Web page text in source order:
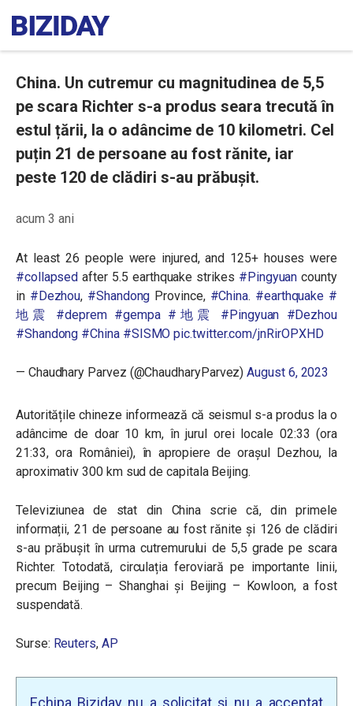
China. Un cutremur cu magnitudinea de 5,5
pe scara Richter s-a produs seara trecută în
estul țării, la o adâncime de 10 kilometri. Cel
puțin 21 de persoane au fost rănite, iar
peste 120 de clădiri s-au prăbușit.
acum 3 ani
At least 26 people were injured, and 125+ houses were
#collapsed after 5.5 earthquake strikes #Pingyuan county
in #Dezhou, #Shandong Province, #China. #earthquake #
地震
#deprem #gempa #地震 #Pingyuan #Dezhou
#Shandong #China #SISMO pic.twitter.com/jnRirOPXHD
— Chaudhary Parvez (@ChaudharyParvez)August 6, 2023
Autoritățile chineze informează că seismul s-a produs la o
adâncime de doar 10 km, în jurul orei locale 02:33 (ora
21:33, ora României), în apropiere de orașul Dezhou, la
aproximativ 300 km sud de capitala Beijing.
Televiziunea de stat din China scrie că, din primele
informații, 21 de persoane au fost rănite și 126 de clădiri
s-au prăbușit în urma cutremurului de 5,5 grade pe scara
Richter. Totodată, circulația feroviară pe importante linii,
precum Beijing – Shanghai și Beijing – Kowloon, a fost
suspendată.
Surse: Reuters, AP
Echipa Biziday nu a solicitat și nu a acceptat